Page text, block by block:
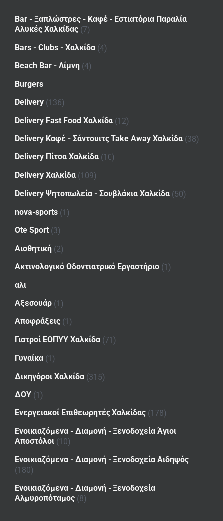
Bar - Ξαπλώστρες - Καφέ - Εστιατόρια Παραλία
Αλυκές Χαλκίδας (7)
Bars - Clubs - Χαλκίδα (4)
Beach Bar - Λίμνη (4)
Burgers
Delivery (136)
Delivery Fast Food Χαλκίδα (12)
Delivery Καφέ - Σάντουιτς Take Away Χαλκίδα (38)
Delivery Πίτσα Χαλκίδα (10)
Delivery Χαλκίδα (109)
Delivery Ψητοπωλεία - Σουβλάκια Χαλκίδα (50)
nova-sports (1)
Ote Sport (3)
Αισθητική (2)
Ακτινολογικό Οδοντιατρικό Εργαστήριο (1)
αλι
Αξεσουάρ (1)
Αποφράξεις (1)
Γιατροί ΕΟΠΥΥ Χαλκίδα (71)
Γυναίκα (1)
Δικηγόροι Χαλκίδα (315)
ΔΟΥ (1)
Ενεργειακοί Επιθεωρητές Χαλκίδας (178)
Ενοικιαζόμενα - Διαμονή - Ξενοδοχεία Άγιοι
Αποστόλοι (10)
Ενοικιαζόμενα - Διαμονή - Ξενοδοχεία Αιδηψός
(180)
Ενοικιαζόμενα - Διαμονή - Ξενοδοχεία
Αλμυροπόταμος (8)